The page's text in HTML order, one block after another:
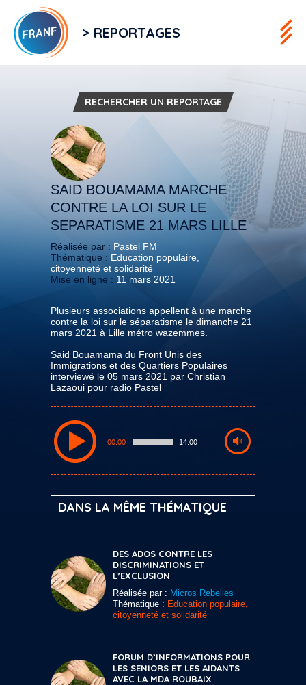
> REPORTAGES
RECHERCHER UN REPORTAGE
SAID BOUAMAMA MARCHE
CONTRE LA LOI SUR LE
SEPARATISME 21 MARS LILLE
Réalisée par : Pastel FM
Thématique : Education populaire,
citoyenneté et solidarité
Mise en ligne : 11 mars 2021
Plusieurs associations appellent à une marche
contre la loi sur le séparatisme le dimanche 21
mars 2021 à Lille métro wazemmes.
Said Bouamama du Front Unis des
Immigrations et des Quartiers Populaires
interviewé le 05 mars 2021 par Christian
Lazaoui pour radio Pastel
00:00 14:00
DANS LA MÊME THÉMATIQUE
DES ADOS CONTRE LES
DISCRIMINATIONS ET
L’EXCLUSION
Réalisée par : Micros Rebelles
Thématique : Education populaire,
citoyenneté et solidarité
FORUM D’INFORMATIONS POUR
LES SENIORS ET LES AIDANTS
AVEC LA MDA ROUBAIX